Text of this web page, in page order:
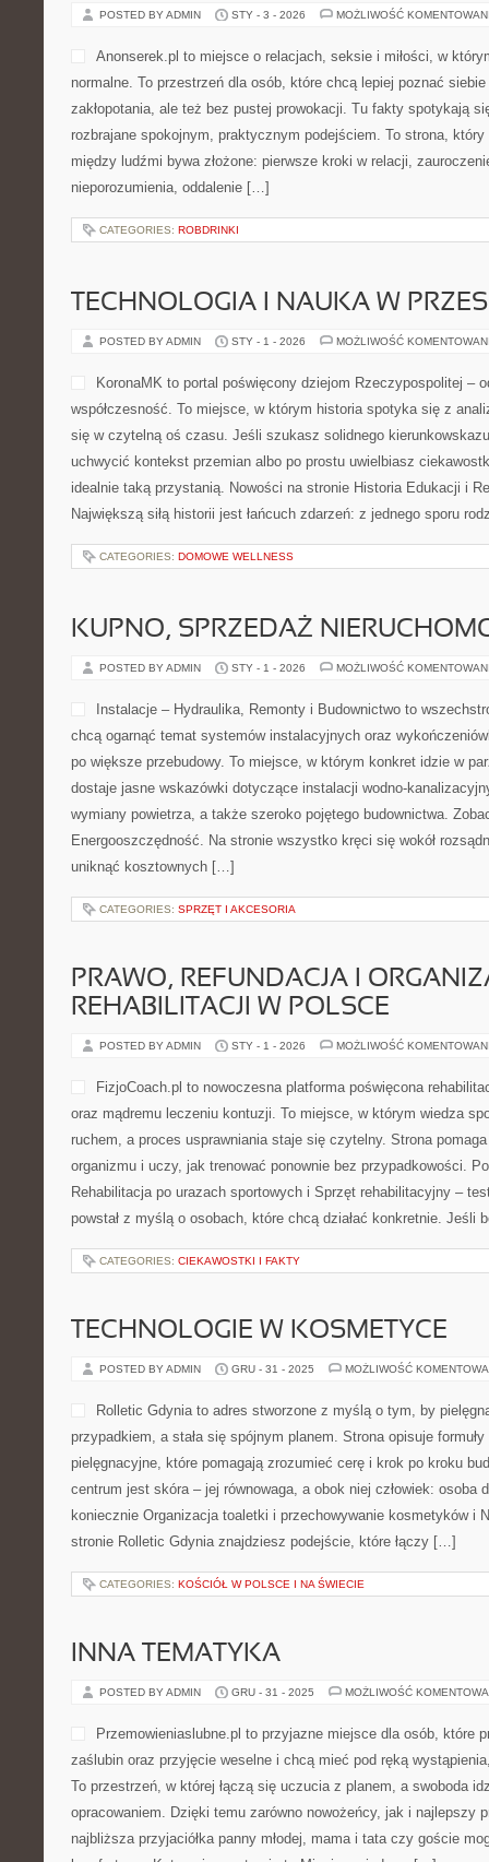
POSTED BY ADMIN STY - 3 - 2026 MOŻLIWOŚĆ
Anonserek.pl to miejsce o relacjach, seksie i miłości, w
normalne. To przestrzeń dla osób, które chcą lepiej poznać
zakłopotania, ale też bez pustej prowokacji. Tu fakty spotykają
rozbrajane spokojnym, praktycznym podejściem. To strona,
między ludźmi bywa złożone: pierwsze kroki w relacji,
nieporozumienia, oddalenie […]
CATEGORIES: ROBDRINKI
TECHNOLOGIA I NAUKA W
POSTED BY ADMIN STY - 1 - 2026 MOŻLIWOŚĆ
KoronaMK to portal poświęcony dziejom Rzeczypospolitej –
współczesność. To miejsce, w którym historia spotyka się z
się w czytelną oś czasu. Jeśli szukasz solidnego
uchwycić kontekst przemian albo po prostu uwielbiasz
idealnie taką przystanią. Nowości na stronie Historia Edukacji i
Największą siłą historii jest łańcuch zdarzeń: z jednego sporu
CATEGORIES: DOMOWE WELLNESS
KUPNO, SPRZEDAŻ
POSTED BY ADMIN STY - 1 - 2026 MOŻLIWOŚĆ
Instalacje – Hydraulika, Remonty i Budownictwo to
chcą ogarnąć temat systemów instalacyjnych oraz
po większe przebudowy. To miejsce, w którym konkret idzie w
dostaje jasne wskazówki dotyczące instalacji wodno-
wymiany powietrza, a także szeroko pojętego budownictwa.
Energooszczędność. Na stronie wszystko kręci się wokół
uniknąć kosztownych […]
CATEGORIES: SPRZĘT I AKCESORIA
PRAWO, REFUNDACJA I
REHABILITACJI W POLSCE
POSTED BY ADMIN STY - 1 - 2026 MOŻLIWOŚĆ
FizjoCoach.pl to nowoczesna platforma poświęcona
oraz mądremu leczeniu kontuzji. To miejsce, w którym wiedza
ruchem, a proces usprawniania staje się czytelny. Strona
organizmu i uczy, jak trenować ponownie bez przypadkowości.
Rehabilitacja po urazach sportowych i Sprzęt rehabilitacyjny –
powstał z myślą o osobach, które chcą działać konkretnie.
CATEGORIES: CIEKAWOSTKI I FAKTY
TECHNOLOGIE W KOSMETYCE
POSTED BY ADMIN GRU - 31 - 2025 MOŻLIWOŚĆ
Rolletic Gdynia to adres stworzone z myślą o tym, by
przypadkiem, a stała się spójnym planem. Strona opisuje
pielęgnacyjne, które pomagają zrozumieć cerę i krok po kroku
centrum jest skóra – jej równowaga, a obok niej człowiek: osoba
koniecznie Organizacja toaletki i przechowywanie kosmetyków i
stronie Rolletic Gdynia znajdziesz podejście, które łączy […]
CATEGORIES: KOŚCIÓŁ W POLSCE I NA ŚWIECIE
INNA TEMATYKA
POSTED BY ADMIN GRU - 31 - 2025 MOŻLIWOŚĆ
Przemowieniaslubne.pl to przyjazne miejsce dla osób, które
zaślubin oraz przyjęcie weselne i chcą mieć pod ręką
To przestrzeń, w której łączą się uczucia z planem, a swoboda
opracowaniem. Dzięki temu zarówno nowożeńcy, jak i najlepszy
najbliższa przyjaciółka panny młodej, mama i tata czy goście